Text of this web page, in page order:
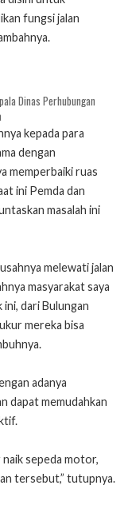
fungsi jalan
Dinas Perhubungan
kepada para
dengan
memperbaiki ruas
ini Pemda dan
masalah ini
melewati jalan
masyarakat saya
ini, dari Bulungan
mereka bisa
adanya
dapat memudahkan
naik sepeda motor,
tersebut,” tutupnya.